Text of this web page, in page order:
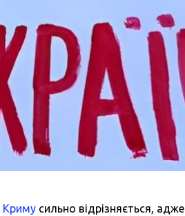
Криму сильно відрізняється, адже